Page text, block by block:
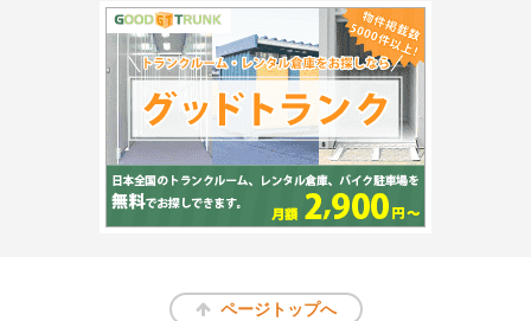
ページトップへ